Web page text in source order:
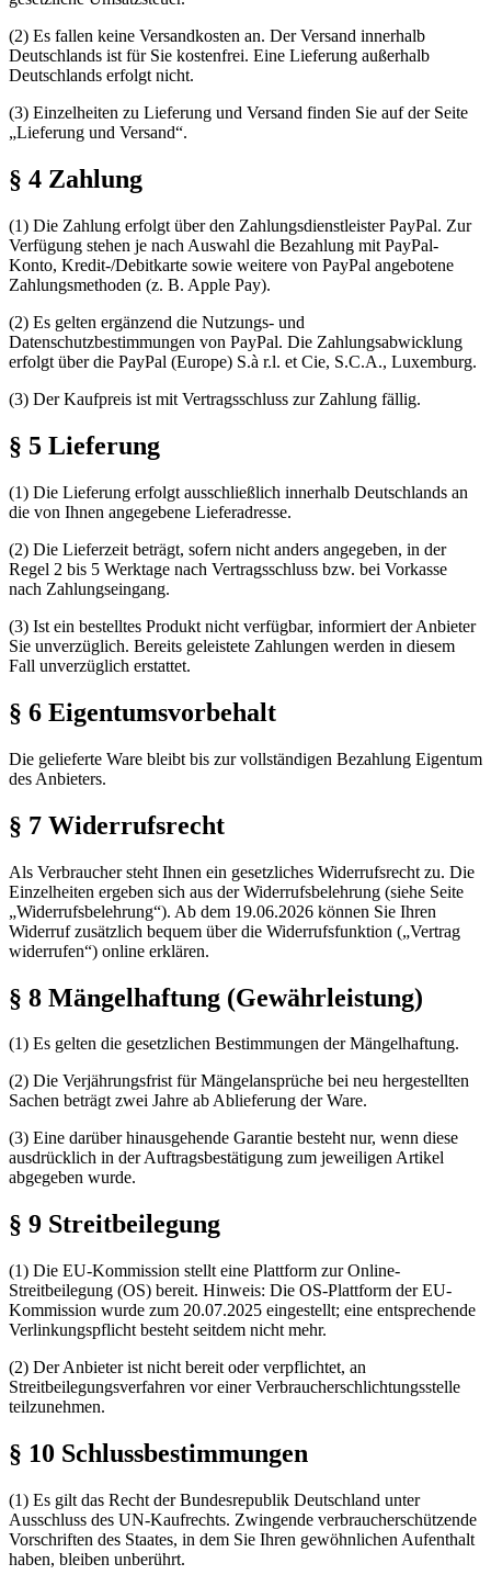
(2) Es fallen keine Versandkosten an. Der Versand innerhalb
Deutschlands ist für Sie kostenfrei. Eine Lieferung außerhalb
Deutschlands erfolgt nicht.
(3) Einzelheiten zu Lieferung und Versand finden Sie auf der Seite
„Lieferung und Versand“.
§ 4 Zahlung
(1) Die Zahlung erfolgt über den Zahlungsdienstleister PayPal. Zur
Verfügung stehen je nach Auswahl die Bezahlung mit PayPal-
Konto, Kredit-/Debitkarte sowie weitere von PayPal angebotene
Zahlungsmethoden (z. B. Apple Pay).
(2) Es gelten ergänzend die Nutzungs- und
Datenschutzbestimmungen von PayPal. Die Zahlungsabwicklung
erfolgt über die PayPal (Europe) S.à r.l. et Cie, S.C.A., Luxemburg.
(3) Der Kaufpreis ist mit Vertragsschluss zur Zahlung fällig.
§ 5 Lieferung
(1) Die Lieferung erfolgt ausschließlich innerhalb Deutschlands an
die von Ihnen angegebene Lieferadresse.
(2) Die Lieferzeit beträgt, sofern nicht anders angegeben, in der
Regel 2 bis 5 Werktage nach Vertragsschluss bzw. bei Vorkasse
nach Zahlungseingang.
(3) Ist ein bestelltes Produkt nicht verfügbar, informiert der Anbieter
Sie unverzüglich. Bereits geleistete Zahlungen werden in diesem
Fall unverzüglich erstattet.
§ 6 Eigentumsvorbehalt
Die gelieferte Ware bleibt bis zur vollständigen Bezahlung Eigentum
des Anbieters.
§ 7 Widerrufsrecht
Als Verbraucher steht Ihnen ein gesetzliches Widerrufsrecht zu. Die
Einzelheiten ergeben sich aus der Widerrufsbelehrung (siehe Seite
„Widerrufsbelehrung“). Ab dem 19.06.2026 können Sie Ihren
Widerruf zusätzlich bequem über die Widerrufsfunktion („Vertrag
widerrufen“) online erklären.
§ 8 Mängelhaftung (Gewährleistung)
(1) Es gelten die gesetzlichen Bestimmungen der Mängelhaftung.
(2) Die Verjährungsfrist für Mängelansprüche bei neu hergestellten
Sachen beträgt zwei Jahre ab Ablieferung der Ware.
(3) Eine darüber hinausgehende Garantie besteht nur, wenn diese
ausdrücklich in der Auftragsbestätigung zum jeweiligen Artikel
abgegeben wurde.
§ 9 Streitbeilegung
(1) Die EU-Kommission stellt eine Plattform zur Online-
Streitbeilegung (OS) bereit. Hinweis: Die OS-Plattform der EU-
Kommission wurde zum 20.07.2025 eingestellt; eine entsprechende
Verlinkungspflicht besteht seitdem nicht mehr.
(2) Der Anbieter ist nicht bereit oder verpflichtet, an
Streitbeilegungsverfahren vor einer Verbraucherschlichtungsstelle
teilzunehmen.
§ 10 Schlussbestimmungen
(1) Es gilt das Recht der Bundesrepublik Deutschland unter
Ausschluss des UN-Kaufrechts. Zwingende verbraucherschützende
Vorschriften des Staates, in dem Sie Ihren gewöhnlichen Aufenthalt
haben, bleiben unberührt.